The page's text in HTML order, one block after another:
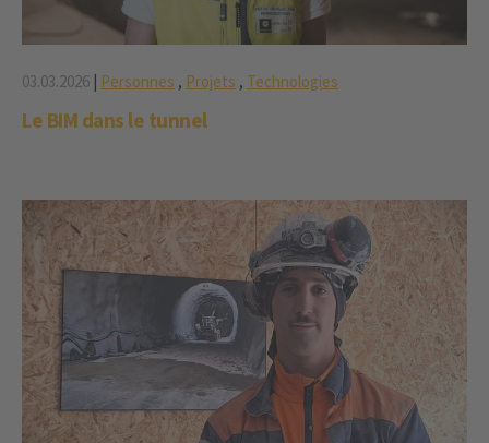
03.03.2026 Personnes , Projets , Technologies
Le BIM dans le tunnel